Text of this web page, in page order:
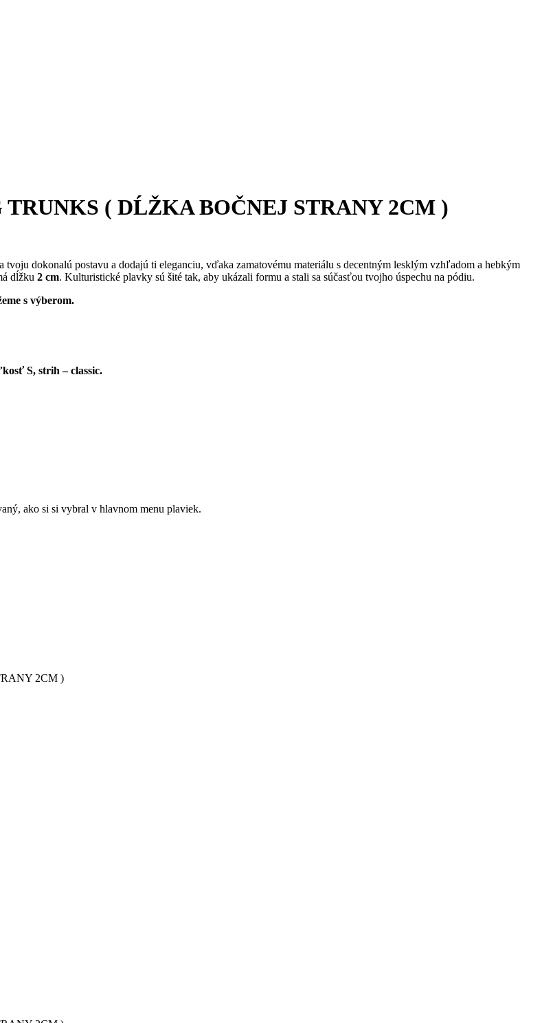
( DĹŽKA BOČNEJ STRANY 2CM )
tvoju dokonalú postavu a dodajú ti eleganciu, vďaka zamatovému materiálu s decentným lesklým vzhľadom a hebkým
dĺžku 2 cm. Kulturistické plavky sú šité tak, aby ukázali formu a stali sa súčasťou tvojho úspechu na pódiu.
s výberom.
S, strih – classic.
ako si si vybral v hlavnom menu plaviek.
2CM )